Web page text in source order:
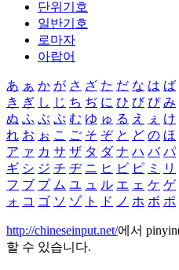
단위기호
일반기호
로마자
아랍어
あ ぁ か が さ ざ た だ な は ば
き ぎ し じ ち ぢ に ひ び ぴ み
ぬ ふ ぶ ぷ む ゆ ゅ る え ぇ け
れ お ぉ こ ご そ ぞ と ど の ほ
ア ァ カ サ ザ タ ダ ナ ハ バ パ
ギ シ ジ チ ヂ ニ ヒ ビ ピ ミ リ
フ ブ プ ム ユ ュ ル エ ェ ケ ゲ
ォ コ ゴ ソ ゾ ト ド ノ ホ ボ ポ
http://chineseinput.net/에서
할 수 있습니다.